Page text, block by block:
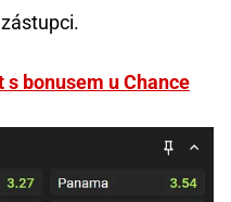
s bonusem u Chance